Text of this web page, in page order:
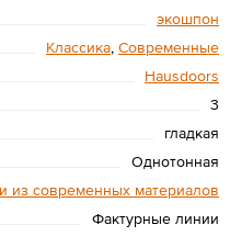
экошпон
Классика, Современные
Hausdoors
3
гладкая
Однотонная
из современных материалов
Фактурные линии